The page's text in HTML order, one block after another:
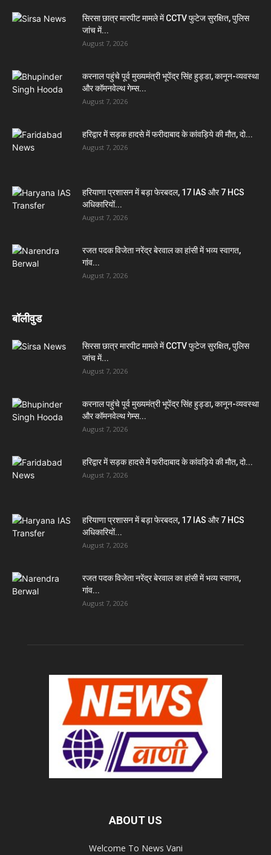
सिरसा छात्र मारपीट मामले में CCTV फुटेज सुरक्षित, पुलिस
जांच में...
August 7, 2026
करनाल पहुंचे पूर्व मुख्यमंत्री भूपेंद्र सिंह हुड्डा, कानून-व्यवस्था
और कॉमनवेल्थ गेम्स...
August 7, 2026
हरिद्वार में सड़क हादसे में फरीदाबाद के कांवड़िये की मौत, दो...
August 7, 2026
हरियाणा प्रशासन में बड़ा फेरबदल, 17 IAS और 7 HCS
अधिकारियों...
August 7, 2026
रजत पदक विजेता नरेंद्र बेरवाल का हांसी में भव्य स्वागत,
गांव...
August 7, 2026
बॉलीवुड
सिरसा छात्र मारपीट मामले में CCTV फुटेज सुरक्षित, पुलिस
जांच में...
August 7, 2026
करनाल पहुंचे पूर्व मुख्यमंत्री भूपेंद्र सिंह हुड्डा, कानून-व्यवस्था
और कॉमनवेल्थ गेम्स...
August 7, 2026
हरिद्वार में सड़क हादसे में फरीदाबाद के कांवड़िये की मौत, दो...
August 7, 2026
हरियाणा प्रशासन में बड़ा फेरबदल, 17 IAS और 7 HCS
अधिकारियों...
August 7, 2026
रजत पदक विजेता नरेंद्र बेरवाल का हांसी में भव्य स्वागत,
गांव...
August 7, 2026
ABOUT US
Welcome To News Vani